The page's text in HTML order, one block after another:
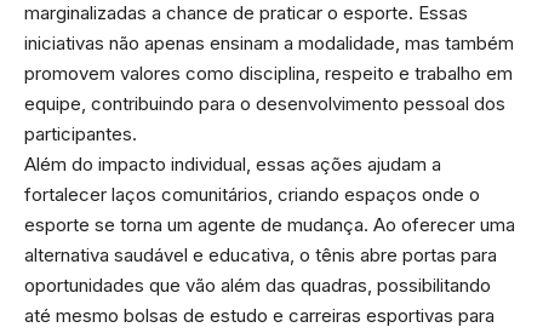
marginalizadas a chance de praticar o esporte. Essas
iniciativas não apenas ensinam a modalidade, mas também
promovem valores como disciplina, respeito e trabalho em
equipe, contribuindo para o desenvolvimento pessoal dos
participantes.
Além do impacto individual, essas ações ajudam a
fortalecer laços comunitários, criando espaços onde o
esporte se torna um agente de mudança. Ao oferecer uma
alternativa saudável e educativa, o tênis abre portas para
oportunidades que vão além das quadras, possibilitando
até mesmo bolsas de estudo e carreiras esportivas para